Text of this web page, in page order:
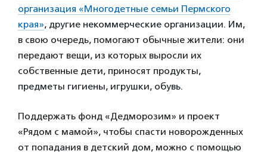
организация «Многодетные семьи Пермского
края», другие некоммерческие организации. Им,
в свою очередь, помогают обычные жители: они
передают вещи, из которых выросли их
собственные дети, приносят продукты,
предметы гигиены, игрушки, обувь.
Поддержать фонд «Дедморозим» и проект
«Рядом с мамой», чтобы спасти новорожденных
от попадания в детский дом, можно с помощью